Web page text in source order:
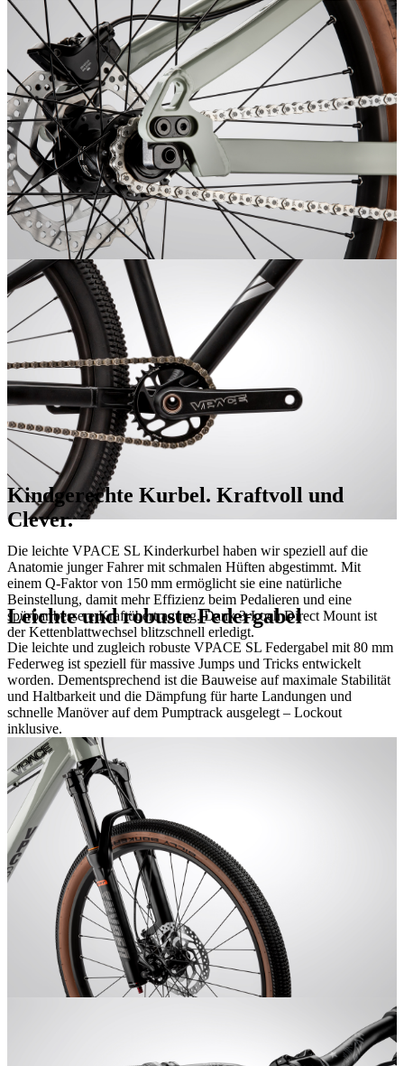
Kindgerechte Kurbel. Kraftvoll und
Clever.
Die leichte VPACE SL Kinderkurbel haben wir speziell auf die
Anatomie junger Fahrer mit schmalen Hüften abgestimmt. Mit
einem Q-Faktor von 150 mm ermöglicht sie eine natürliche
Beinstellung, damit mehr Effizienz beim Pedalieren und eine
spürbar bessere Kraftübertragung. Dank 3-Loch Direct Mount ist
der Kettenblattwechsel blitzschnell erledigt.
Leichte und robuste Federgabel
Die leichte und zugleich robuste VPACE SL Federgabel mit 80 mm
Federweg ist speziell für massive Jumps und Tricks entwickelt
worden. Dementsprechend ist die Bauweise auf maximale Stabilität
und Haltbarkeit und die Dämpfung für harte Landungen und
schnelle Manöver auf dem Pumptrack ausgelegt – Lockout
inklusive.